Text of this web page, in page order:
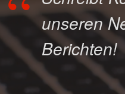
unseren
Berichten!